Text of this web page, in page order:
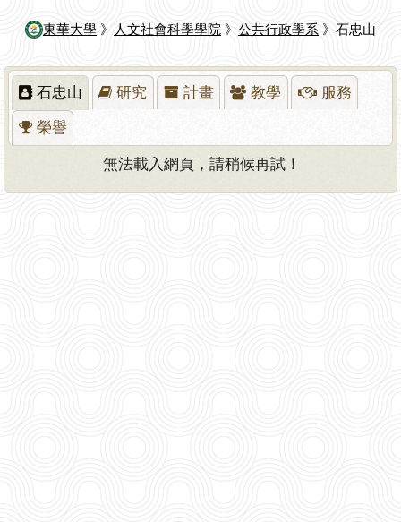
東華大學 》 人文社會科學學院 》 公共行政學系 》石忠山
石忠山 研究 計畫 教學 服務
榮譽
無法載入網頁，請稍候再試！